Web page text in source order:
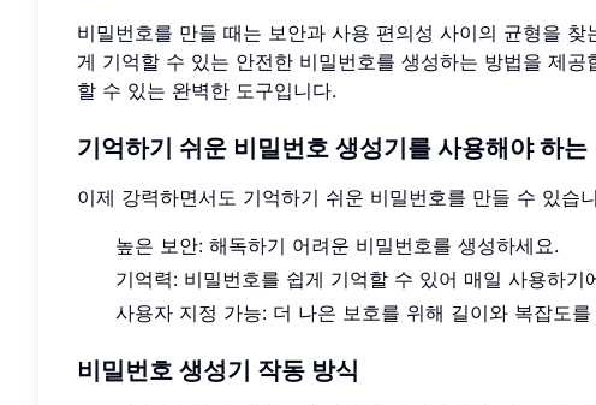
비밀번호를 만들 때는 보안과 사용 편의성 사이의 균형을 찾
게 기억할 수 있는 안전한 비밀번호를 생성하는 방법을 제
할 수 있는 완벽한 도구입니다.
기억하기 쉬운 비밀번호 생성기를 사용해야 하는
이제 강력하면서도 기억하기 쉬운 비밀번호를 만들 수 있습
높은 보안: 해독하기 어려운 비밀번호를 생성하세요.
기억력: 비밀번호를 쉽게 기억할 수 있어 매일 사용하기
사용자 지정 가능: 더 나은 보호를 위해 길이와 복잡도
비밀번호 생성기 작동 방식